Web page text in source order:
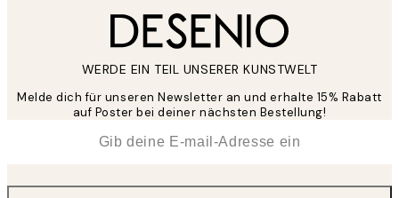
WERDE EIN TEIL UNSERER KUNSTWELT
Melde dich für unseren Newsletter an und erhalte 15% Rabatt
auf Poster bei deiner nächsten Bestellung!